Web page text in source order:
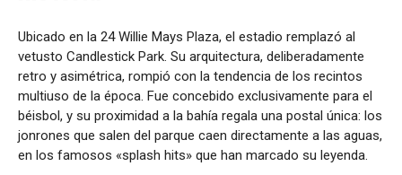
Ubicado en la 24 Willie Mays Plaza, el estadio remplazó al
vetusto Candlestick Park. Su arquitectura, deliberadamente
retro y asimétrica, rompió con la tendencia de los recintos
multiuso de la época. Fue concebido exclusivamente para el
béisbol, y su proximidad a la bahía regala una postal única: los
jonrones que salen del parque caen directamente a las aguas,
en los famosos «splash hits» que han marcado su leyenda.